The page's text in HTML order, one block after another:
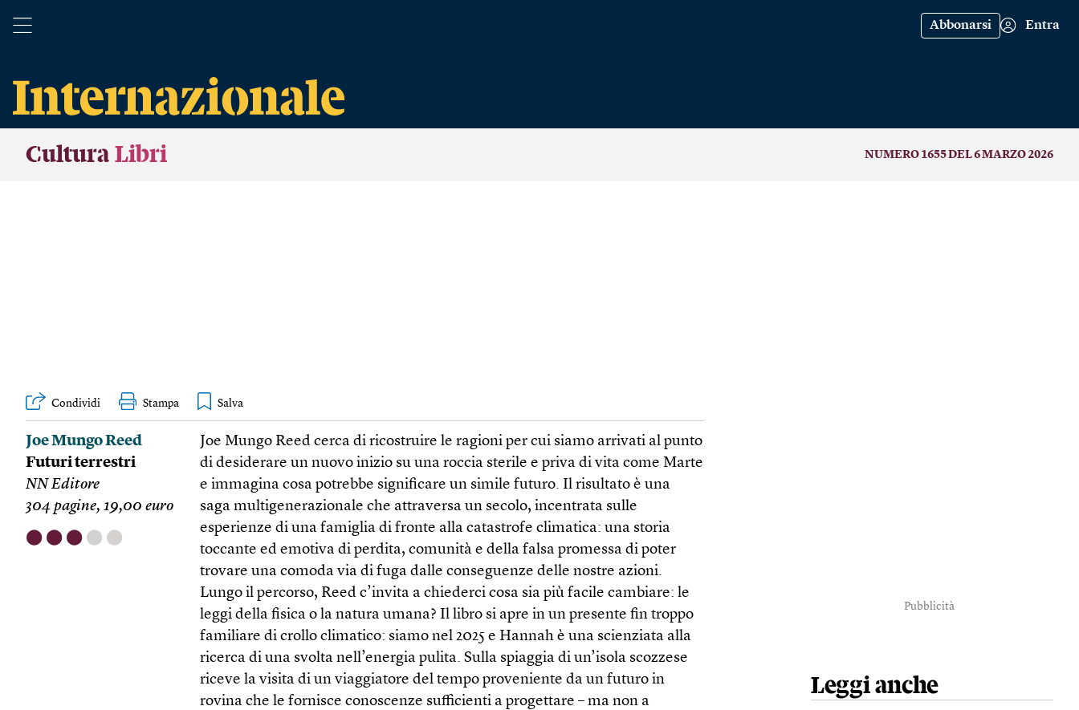
Abbonarsi Entra
Cultura Libri NUMERO 1655 DEL 6 MARZO 2026
Condividi Stampa
Joe Mungo Reed
Futuri terrestri
NN Editore
304 pagine, 19,00 euro
⬤ ⬤ ⬤ ⬤ ⬤
Joe Mungo Reed cerca di ricostruire le ragioni per cui siamo arrivati al punto
di desiderare un nuovo inizio su una roccia sterile e priva di vita come Marte
e immagina cosa potrebbe significare un simile futuro. Il risultato è una
saga multigenerazionale che attraversa un secolo, incentrata sulle
esperienze di una famiglia di fronte alla catastrofe climatica: una storia
toccante ed emotiva di perdita, comunità e della falsa promessa di poter
trovare una comoda via di fuga dalle conseguenze delle nostre azioni.
Lungo il percorso, Reed c’invita a chiederci cosa sia più facile cambiare: le
leggi della fisica o la natura umana? Il libro si apre in un presente fin troppo
familiare di crollo climatico: siamo nel 2025 e Hannah è una scienziata alla
ricerca di una svolta nell’energia pulita. Sulla spiaggia di un’isola scozzese
riceve la visita di un viaggiatore del tempo proveniente da un futuro in
rovina che le fornisce conoscenze sufficienti a progettare – ma non a
Pubblicità
Leggi anche